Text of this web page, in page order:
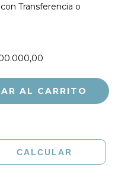
Transferencia o
CALCULAR